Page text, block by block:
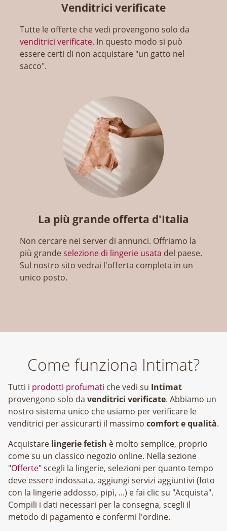
Venditrici verificate
Tutte le offerte che vedi provengono solo da
venditrici verificate. In questo modo si può
essere certi di non acquistare "un gatto nel
sacco".
La più grande offerta d'Italia
Non cercare nei server di annunci. Offriamo la
più grandeselezione di lingerie usata del paese.
Sul nostro sito vedrai l'offerta completa in un
unico posto.
Come funziona Intimat?
Tutti i prodotti profumati che vedi su Intimat
provengono solo da venditrici verificate. Abbiamo un
nostro sistema unico che usiamo per verificare le
venditrici per assicurarti il massimo comfort e qualità.
Acquistare lingerie fetish è molto semplice, proprio
come su un classico negozio online. Nella sezione
"Offerte" scegli la lingerie, selezioni per quanto tempo
deve essere indossata, aggiungi servizi aggiuntivi (foto
con la lingerie addosso, pipì, ...) e fai clic su "Acquista".
Compili i dati necessari per la consegna, scegli il
metodo di pagamento e confermi l'ordine.